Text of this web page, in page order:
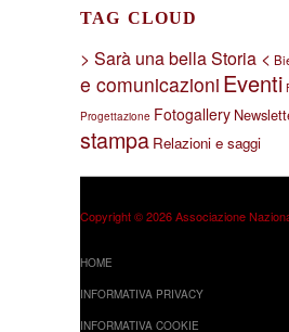
TAG CLOUD
> Sarà una bella Storia <
e comunicazioni Eventi
Progettazione Fotogallery
stampa Relazioni e saggi
Copyright © 2026 Associazione
HOME
INFORMATIVA PRIVACY
INFORMATIVA COOKIE